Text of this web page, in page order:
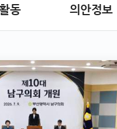
동 의안정보